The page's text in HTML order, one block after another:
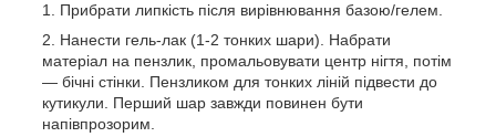
Прибрати липкість після вирівнювання базою/гелем.
Нанести гель-лак (1-2 тонких шари). Набрати
матеріал на пензлик, промальовувати центр нігтя, потім
— бічні стінки. Пензликом для тонких ліній підвести до
кутикули. Перший шар завжди повинен бути
напівпрозорим.